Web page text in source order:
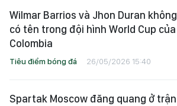
Wilmar Barrios và Jhon Duran không
có tên trong đội hình World Cup của
Colombia
Tiêu điểm bóng đá 26/05/2026 15:40
Spartak Moscow đăng quang ở trận